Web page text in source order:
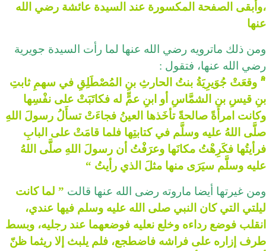
،وأبقى الصفحة المكسورة عند السيدة عائشة رضي الله
عنها
ومن ذلك ماترويه رضي الله عنها لما رأت السيدة جويرية
رضي الله عنها، فتقول :
“ْ وقعَتْ جُوَيرِيَةُ بنتُ الحارثِ بنِ المُصْطَلِقِ في سهمِ ثابتِ
بنِ قيسِ بنِ الشمَّاسِ أو ابنِ عمٍّ له فكاتَبَتْ على نفْسِها
وكانت امرأةً صالحةً تأخَذها العينُ فجاءَتْ تسأَلُ رسولَ اللهِ
صلَّى اللهُ عليه وسلَّم في كتابتِها فلما قامَتْ على البابِ
فرأيتُها فكَرِهْتُ مكانَها وعرَفْتُ أن رسولَ اللهِ صلَّى اللهُ
عليه وسلَّم سيَرَى منها مثلَ الذي رأيتُ “
ومن غيرتها أيضا ماروته رضى الله عنها قالت ” لما كانت
ليلتي التي كان النبي صلى الله عليه وسلم فيها عندي،
انقلب فوضع رداءه وخلع نعليه فوضعهما عند رجليه، وبسط
طرف إزاره على فراشه فاضطجع، فلم يلبث إلا ريثما ظنّ